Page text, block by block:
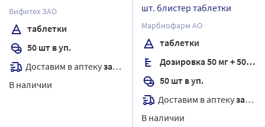
Вифитех ЗАО
таблетки
50 шт в уп.
Доставим в аптекузавтра
В наличии
шт. блистер таблетки
Марбиофарм АО
таблетки
Дозировка 50 мг + 50 мг
50 шт в уп.
Доставим в аптекузавтра
В наличии